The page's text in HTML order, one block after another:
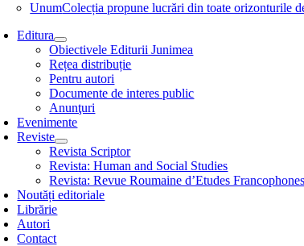
UnumColecția propune lucrări din toate orizonturile
Editura
Obiectivele Editurii Junimea
Rețea distribuție
Pentru autori
Documente de interes public
Anunţuri
Evenimente
Reviste
Revista Scriptor
Revista: Human and Social Studies
Revista: Revue Roumaine d’Etudes Francophones
Noutăți editoriale
Librărie
Autori
Contact